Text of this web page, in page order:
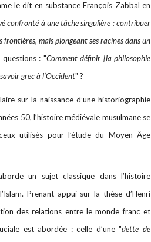
le dit en substance François Zabbal en
confronté à une tâche singulière : contribuer
mais plongeant ses racines dans un
questions : "Comment définir [la philosophie
grec à l’Occident" ?
sur la naissance d’une historiographie
50, l’histoire médiévale musulmane se
utilisés pour l’étude du Moyen Âge
un sujet classique dans l’histoire
Prenant appui sur la thèse d’Henri
des relations entre le monde franc et
est abordée : celle d’une "dette de